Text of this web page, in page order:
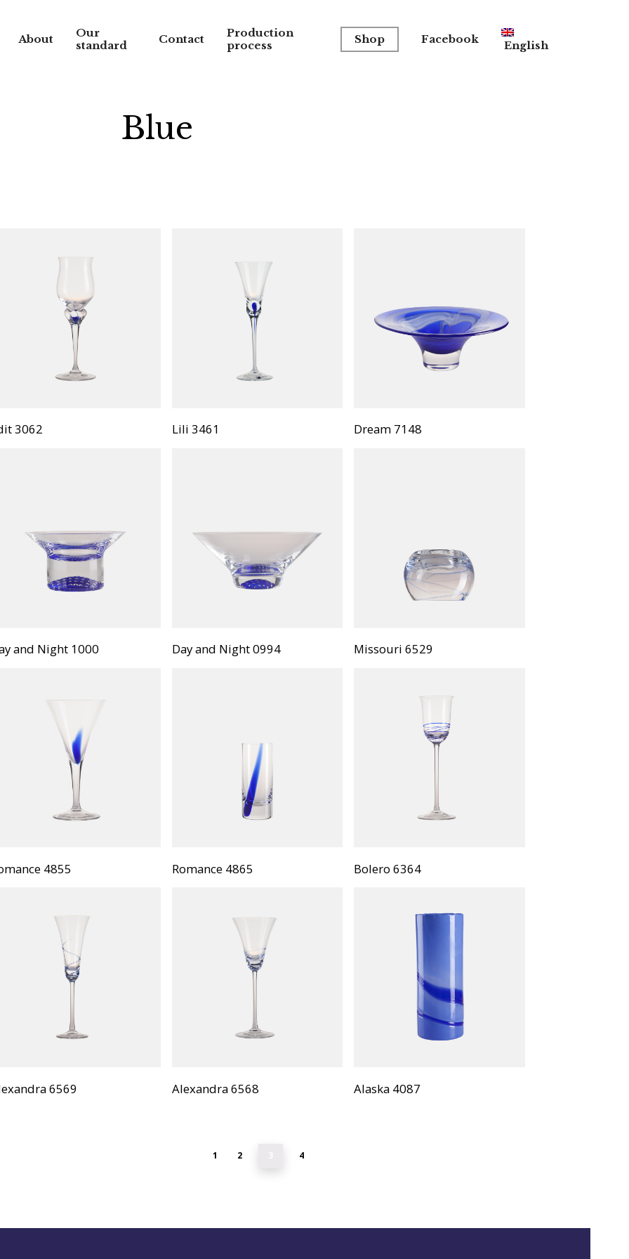
About
Our
standard
Contact
Production
process
Shop Facebook English
Blue
3062 Lili 3461 Dream 7148
and Night 1000 Day and Night 0994 Missouri 6529
4855 Romance 4865 Bolero 6364
6569 Alexandra 6568 Alaska 4087
1 2 4